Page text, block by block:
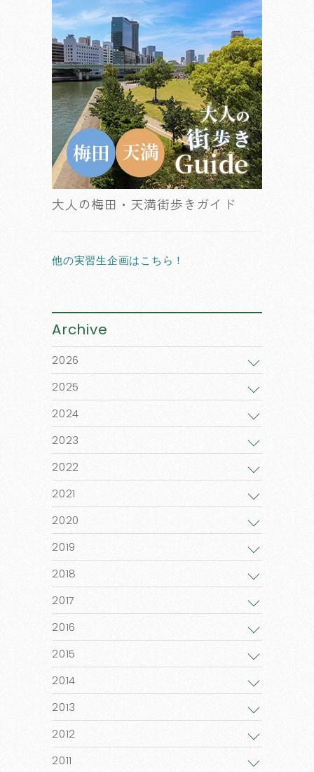
大人の梅田・天満街歩きガイド
他の実習生企画はこちら！
Archive
2026
2025
2024
2023
2022
2021
2020
2019
2018
2017
2016
2015
2014
2013
2012
2011